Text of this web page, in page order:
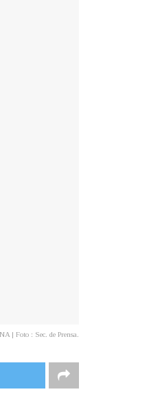
| Foto : Sec. de Prensa.